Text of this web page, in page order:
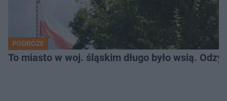
PODRÓŻE
To miasto w woj. śląskim długo było wsią.